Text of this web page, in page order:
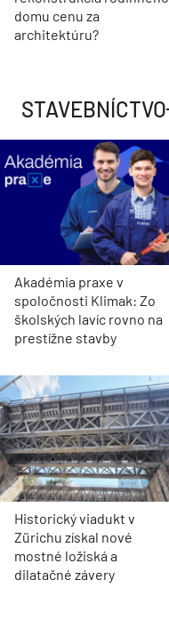
domu cenu za
architektúru?
STAVEBNÍCTVO
Akadémia praxe v
spoločnosti Klimak: Zo
školských lavíc rovno na
prestížne stavby
Historický viadukt v
Zürichu získal nové
mostné ložiská a
dilatačné závery